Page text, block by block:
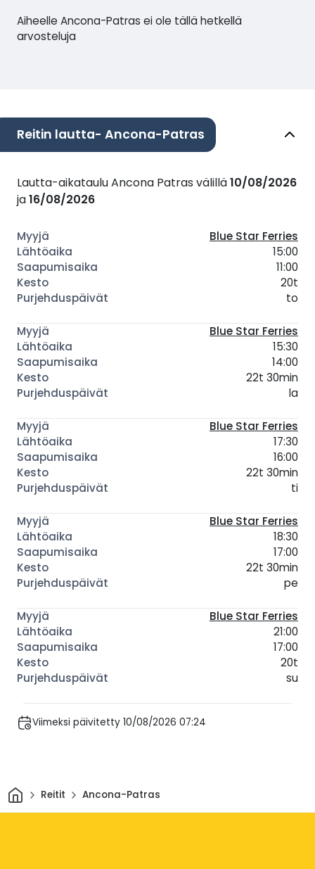
Aiheelle Ancona-Patras ei ole tällä hetkellä
arvosteluja
Reitin lautta- Ancona-Patras
Lautta-aikataulu Ancona Patras välillä10/08/2026
ja16/08/2026
Blue Star Ferries
15:00
11:00
20t
to
Blue Star Ferries
15:30
14:00
22t 30min
la
Blue Star Ferries
17:30
16:00
22t 30min
ti
Blue Star Ferries
18:30
17:00
22t 30min
pe
Blue Star Ferries
21:00
17:00
20t
su
Viimeksi päivitetty 10/08/2026 07:24
KotiinReitit Ancona-Patras